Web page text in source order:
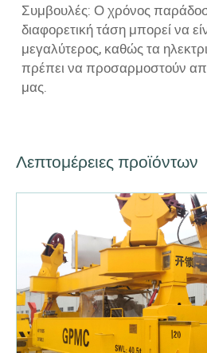
Συμβουλές: Ο χρόνος
διαφορετική τάση μπορεί να
μεγαλύτερος, καθώς τα
πρέπει να προσαρμοστούν
μας.
Λεπτομέρειες προϊόντων